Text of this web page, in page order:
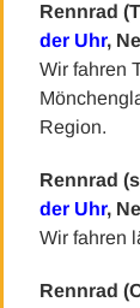
Rennrad
der Uhr,
Wir fahren
Region.
Rennrad
der Uhr,
Wir fahren
Rennrad